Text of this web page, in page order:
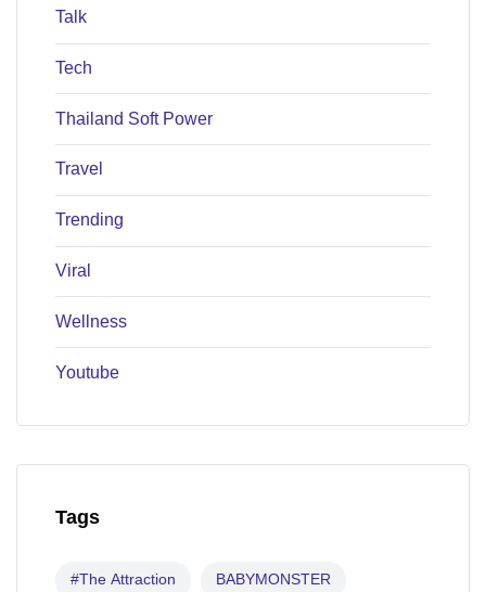
Talk
Tech
Thailand Soft Power
Travel
Trending
Viral
Wellness
Youtube
Tags
#The Attraction BABYMONSTER